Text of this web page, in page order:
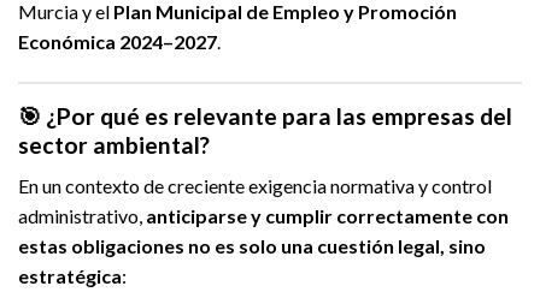
Murcia y el Plan Municipal de Empleo y Promoción
Económica 2024–2027.
🎯 ¿Por qué es relevante para las empresas del
sector ambiental?
En un contexto de creciente exigencia normativa y control
administrativo, anticiparse y cumplir correctamente con
estas obligaciones no es solo una cuestión legal, sino
estratégica: